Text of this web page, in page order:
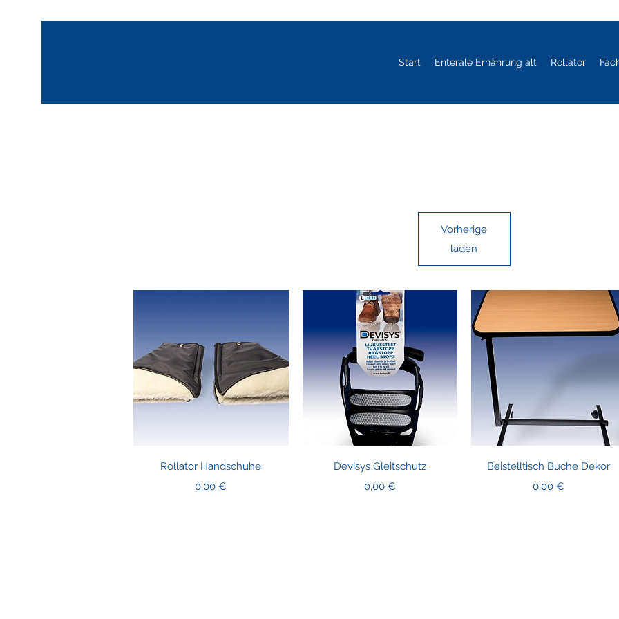
Start Enterale Ernährung alt Rollator
Vorherige
laden
Schnellansicht
Rollator Handschuhe
Preis
0,00 €
Schnellansicht
Devisys Gleitschutz
Preis
0,00 €
Schnellansicht
Beistelltisch Buche Dekor
Preis
0,00 €